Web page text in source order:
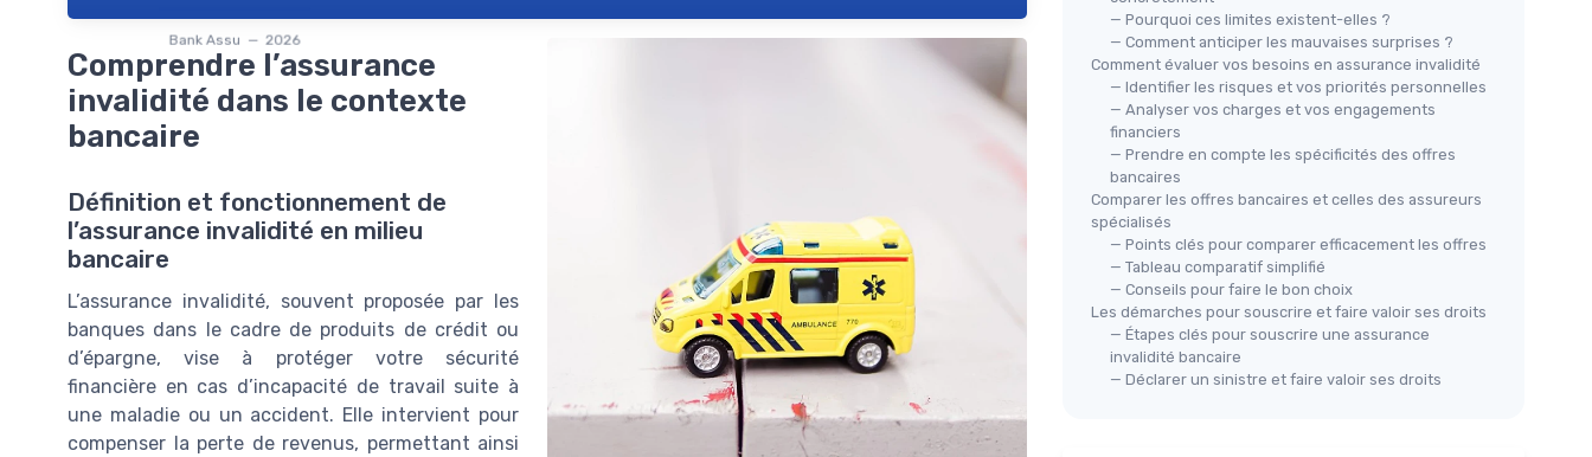
Bank Assu — 2026
Comprendre l’assurance
invalidité dans le contexte
bancaire
Définition et fonctionnement de
l’assurance invalidité en milieu
bancaire
L’assurance invalidité, souvent proposée par les
banques dans le cadre de produits de crédit ou
d’épargne, vise à protéger votre sécurité
financière en cas d’incapacité de travail suite à
une maladie ou un accident. Elle intervient pour
compenser la perte de revenus, permettant ainsi
— Pourquoi ces limites existent-elles ?
— Comment anticiper les mauvaises surprises ?
Comment évaluer vos besoins en assurance invalidité
— Identifier les risques et vos priorités personnelles
— Analyser vos charges et vos engagements
financiers
— Prendre en compte les spécificités des offres
bancaires
Comparer les offres bancaires et celles des assureurs
spécialisés
— Points clés pour comparer efficacement les offres
— Tableau comparatif simplifié
— Conseils pour faire le bon choix
Les démarches pour souscrire et faire valoir ses droits
— Étapes clés pour souscrire une assurance
invalidité bancaire
— Déclarer un sinistre et faire valoir ses droits